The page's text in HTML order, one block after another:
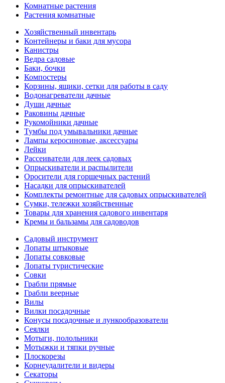
Комнатные растения
Растения комнатные
Хозяйственный инвентарь
Контейнеры и баки для мусора
Канистры
Ведра садовые
Баки, бочки
Компостеры
Корзины, ящики, сетки для работы в саду
Водонагреватели дачные
Души дачные
Раковины дачные
Рукомойники дачные
Тумбы под умывальники дачные
Лампы керосиновые, аксессуары
Лейки
Рассеиватели для леек садовых
Опрыскиватели и распылители
Оросители для горшечных растений
Насадки для опрыскивателей
Комплекты ремонтные для садовых опрыскивателей
Сумки, тележки хозяйственные
Товары для хранения садового инвентаря
Кремы и бальзамы для садоводов
Садовый инструмент
Лопаты штыковые
Лопаты совковые
Лопаты туристические
Совки
Грабли прямые
Грабли веерные
Вилы
Вилки посадочные
Конусы посадочные и лункообразователи
Сеялки
Мотыги, полольники
Мотыжки и тяпки ручные
Плоскорезы
Корнеудалители и видеры
Секаторы